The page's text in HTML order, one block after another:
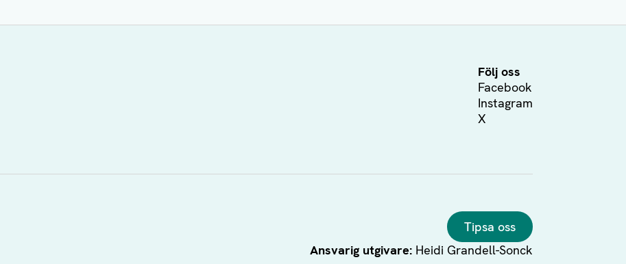
Följ oss
Facebook
Instagram
X
Tipsa oss
Ansvarig utgivare: Heidi Grandell-Sonck